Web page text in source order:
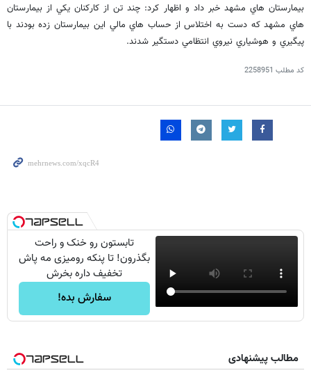
بيمارستان هاي مشهد خبر داد و اظهار كرد: چند تن از كاركنان يكي از بيمارستان
هاي مشهد كه دست به اختلاس از حساب هاي مالي اين بيمارستان زده بودند با
پيگيري و هوشياري نيروي انتظامي دستگير شدند.
کد مطلب 2258951
تابستون رو خنک و راحت
بگذرون! تا پنکه رومیزی مه پاش
تخفیف داره بخرش
سفارش بده!
مطالب پیشنهادی